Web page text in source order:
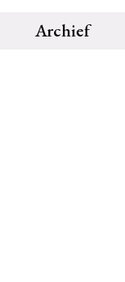
Archief